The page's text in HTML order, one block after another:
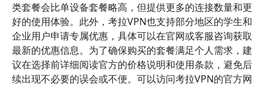
类套餐会比单设备套餐略高，但提供更多的连接数量和更
好的使用体验。此外，考拉VPN也支持部分地区的学生和
企业用户申请专属优惠，具体可以在官网或客服咨询获取
最新的优惠信息。为了确保购买的套餐满足个人需求，建
议在选择前详细阅读官方的价格说明和使用条款，避免后
续出现不必要的误会或不便。可以访问考拉VPN的官方网